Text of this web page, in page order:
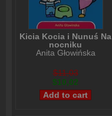
Kicia Kocia i Nunuś Na
nocniku
Anita Głowińska
$11,03
$10,02